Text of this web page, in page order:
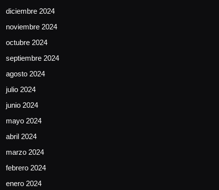
diciembre 2024
noviembre 2024
octubre 2024
septiembre 2024
agosto 2024
julio 2024
junio 2024
mayo 2024
abril 2024
marzo 2024
febrero 2024
enero 2024